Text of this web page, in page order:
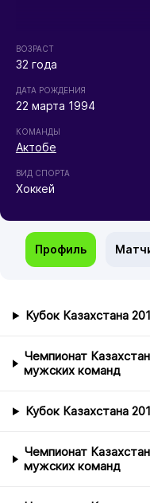
ВОЗРАСТ
32 года
ДАТА РОЖДЕНИЯ
22 марта 1994
КОМАНДЫ
Актобе
ВИД СПОРТА
Хоккей
Профиль
Кубок Казахстана
Чемпионат
мужских команд
Кубок Казахстана
Чемпионат
мужских команд